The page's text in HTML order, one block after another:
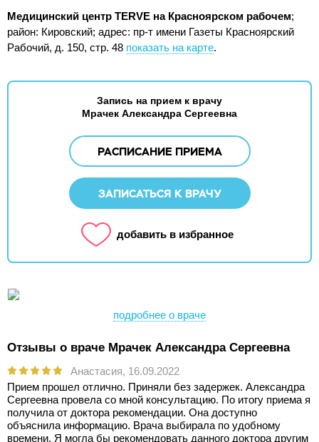
Медицинский центр TERVE на Красноярском рабочем;
район: Кировский; адрес: пр-т имени Газеты Красноярский
Рабочий, д. 150, стр. 48 показать на карте.
Запись на прием к врачу
Мрачек Александра Сергеевна
РАСПИСАНИЕ ПРИЕМА
ЗАПИСАТЬСЯ К ВРАЧУ
добавить в избранное
подробнее о враче
Отзывы о враче Мрачек Александра Сергеевна
Анастасия, 16.09.2022
Прием прошел отлично. Приняли без задержек. Александра
Сергеевна провела со мной консультацию. По итогу приема я
получила от доктора рекомендации. Она доступно
объяснила информацию. Врача выбирала по удобному
времени. Я могла бы рекомендовать данного доктора другим